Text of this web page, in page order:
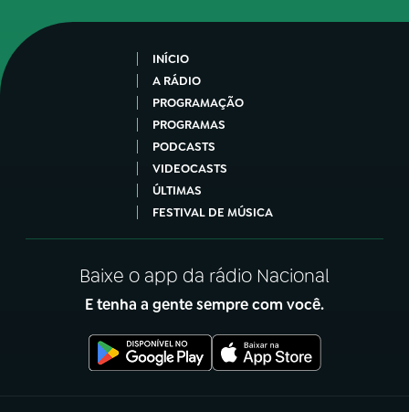
INÍCIO
A RÁDIO
PROGRAMAÇÃO
PROGRAMAS
PODCASTS
VIDEOCASTS
ÚLTIMAS
FESTIVAL DE MÚSICA
Baixe o app da rádio Nacional
E tenha a gente sempre com você.